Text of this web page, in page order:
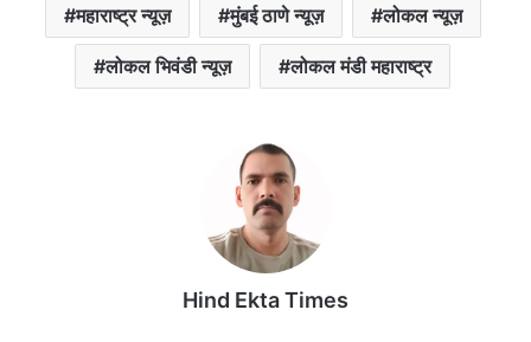
महाराष्ट्र न्यूज़ मुंबई ठाणे न्यूज़ लोकल न्यूज़
लोकल भिवंडी न्यूज़ लोकल मंडी महाराष्ट्र
Hind Ekta Times